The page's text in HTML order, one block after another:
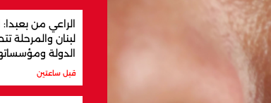
الراعي من بعبدا:
لبنان والمرحلة
الدولة
قبل ساعتين